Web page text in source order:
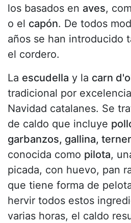
los basados en aves,
o el capón. De todos
años se han introducido
el cordero.
La escudella y la carn
tradicional por
Navidad catalanes. Se
de caldo que incluye
garbanzos, gallina,
conocida como pilota,
picada, con huevo, pan
que tiene forma de
hervir todos estos
varias horas, el caldo